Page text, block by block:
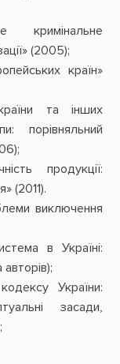
кримінальне
(2005);
країн»
та інших
порівняльний
продукції:
(2011).
виключення
в Україні:
України:
засади,